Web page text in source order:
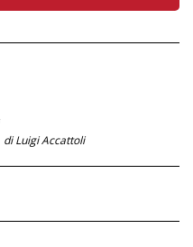
di Luigi Accattoli